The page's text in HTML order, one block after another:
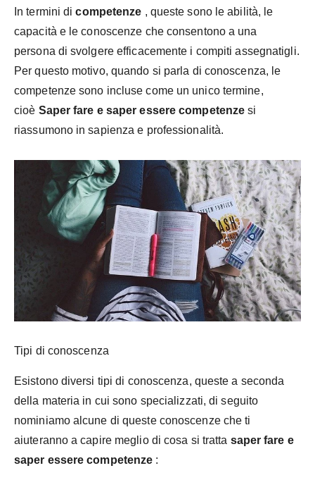
In termini dicompetenze , queste sono le abilità, le
capacità e le conoscenze che consentono a una
persona di svolgere efficacemente i compiti assegnatigli.
Per questo motivo, quando si parla di conoscenza, le
competenze sono incluse come un unico termine,
cioè Saper fare e saper essere competenze si
riassumono in sapienza e professionalità.
Tipi di conoscenza
Esistono diversi tipi di conoscenza, queste a seconda
della materia in cui sono specializzati, di seguito
nominiamo alcune di queste conoscenze che ti
aiuteranno a capire meglio di cosa si tratta saper fare e
saper essere competenze :